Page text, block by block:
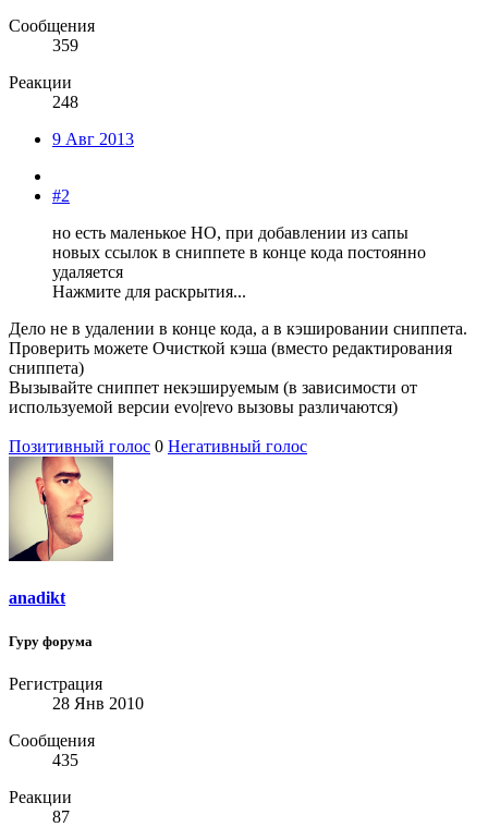
Сообщения
359
Реакции
248
9 Авг 2013
#2
но есть маленькое НО, при добавлении из сапы
новых ссылок в сниппете в конце кода постоянно
удаляется
Нажмите для раскрытия...
Дело не в удалении в конце кода, а в кэшировании сниппета.
Проверить можете Очисткой кэша (вместо редактирования
сниппета)
Вызывайте сниппет некэшируемым (в зависимости от
используемой версии evo|revo вызовы различаются)
Позитивный голос 0 Негативный голос
anadikt
Гуру форума
Регистрация
28 Янв 2010
Сообщения
435
Реакции
87